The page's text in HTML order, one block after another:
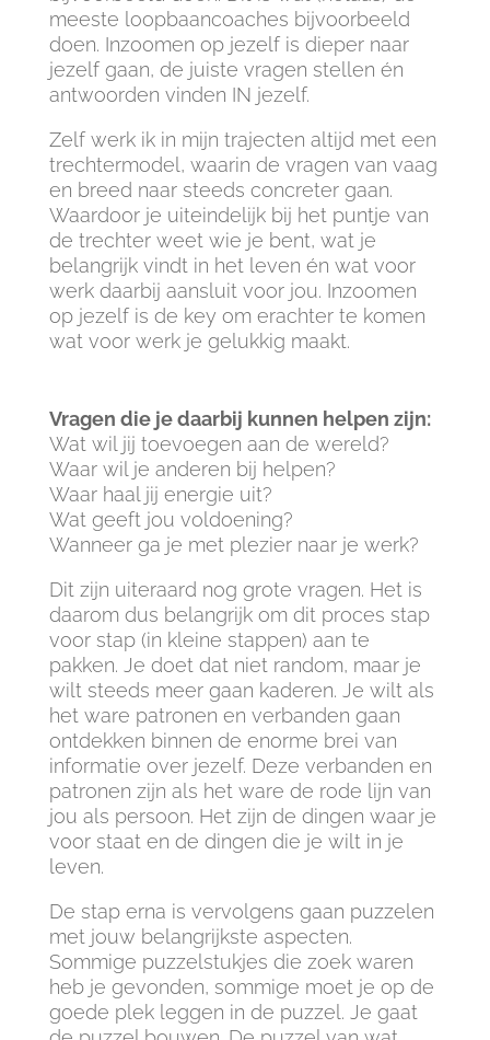
meeste loopbaancoaches bijvoorbeeld
doen. Inzoomen op jezelf is dieper naar
jezelf gaan, de juiste vragen stellen én
antwoorden vinden IN jezelf.
Zelf werk ik in mijn trajecten altijd met een
trechtermodel, waarin de vragen van vaag
en breed naar steeds concreter gaan.
Waardoor je uiteindelijk bij het puntje van
de trechter weet wie je bent, wat je
belangrijk vindt in het leven én wat voor
werk daarbij aansluit voor jou. Inzoomen
op jezelf is de key om erachter te komen
wat voor werk je gelukkig maakt.
Vragen die je daarbij kunnen helpen zijn:
Wat wil jij toevoegen aan de wereld?
Waar wil je anderen bij helpen?
Waar haal jij energie uit?
Wat geeft jou voldoening?
Wanneer ga je met plezier naar je werk?
Dit zijn uiteraard nog grote vragen. Het is
daarom dus belangrijk om dit proces stap
voor stap (in kleine stappen) aan te
pakken. Je doet dat niet random, maar je
wilt steeds meer gaan kaderen. Je wilt als
het ware patronen en verbanden gaan
ontdekken binnen de enorme brei van
informatie over jezelf. Deze verbanden en
patronen zijn als het ware de rode lijn van
jou als persoon. Het zijn de dingen waar je
voor staat en de dingen die je wilt in je
leven.
De stap erna is vervolgens gaan puzzelen
met jouw belangrijkste aspecten.
Sommige puzzelstukjes die zoek waren
heb je gevonden, sommige moet je op de
goede plek leggen in de puzzel. Je gaat